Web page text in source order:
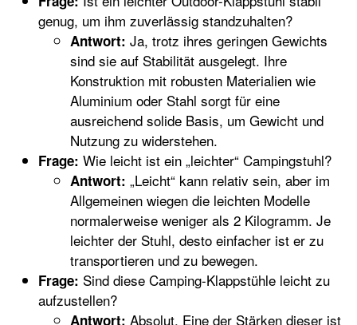
genug, um ihm zuverlässig standzuhalten?
Antwort: Ja, trotz ihres geringen Gewichts
sind sie auf Stabilität ausgelegt. Ihre
Konstruktion mit robusten Materialien wie
Aluminium oder Stahl sorgt für eine
ausreichend solide Basis, um Gewicht und
Nutzung zu widerstehen.
Frage: Wie leicht ist ein „leichter“ Campingstuhl?
Antwort: „Leicht“ kann relativ sein, aber im
Allgemeinen wiegen die leichten Modelle
normalerweise weniger als 2 Kilogramm. Je
leichter der Stuhl, desto einfacher ist er zu
transportieren und zu bewegen.
Frage: Sind diese Camping-Klappstühle leicht zu
aufzustellen?
Antwort: Absolut. Eine der Stärken dieser ist